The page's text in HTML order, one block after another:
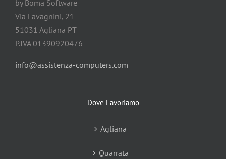
by Boma Software
Via Lavagnini, 21
51031 Agliana PT
P.IVA 01390920476
info@assistenza-computers.com
Dove Lavoriamo
Agliana
Quarrata